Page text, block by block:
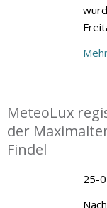
MeteoLux
der
Findel
25-